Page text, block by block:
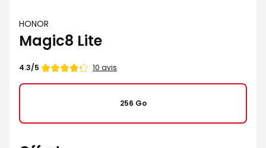
HONOR
Magic8 Lite
Note
4.3/5 10 avis
256 Go